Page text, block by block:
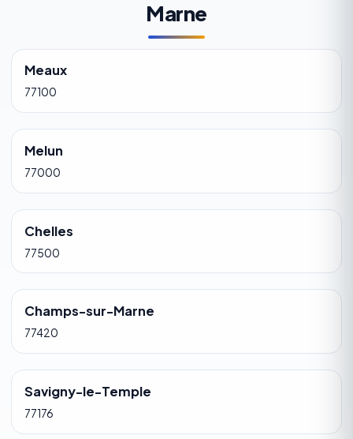
Marne
Meaux
77100
Melun
77000
Chelles
77500
Champs-sur-Marne
77420
Savigny-le-Temple
77176